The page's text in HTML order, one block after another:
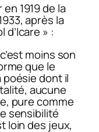
1919 de la
après la
d’Icare » :
moins son
que le
poésie dont il
aucune
pure comme
sensibilité
loin des jeux,